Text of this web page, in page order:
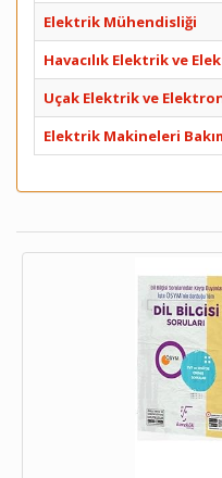
Elektrik Mühendisliği
Havacılık Elektrik ve
Uçak Elektrik ve
Elektrik Makineleri